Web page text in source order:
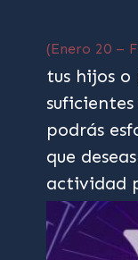
(Enero 20 –
tus hijos
podrás
que
actividad